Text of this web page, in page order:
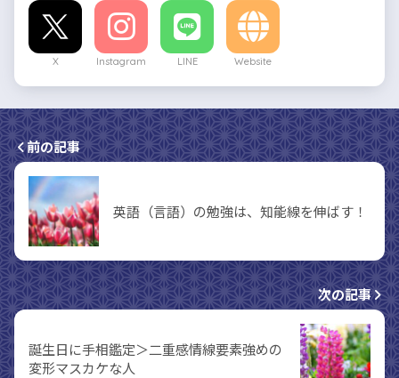
X Instagram LINE Website
前の記事
英語（言語）の勉強は、知能線を伸ばす！
次の記事
誕生日に手相鑑定＞二重感情線要素強めの
変形マスカケな人